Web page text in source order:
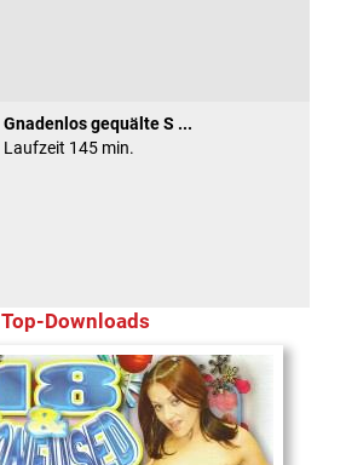
Gnadenlos gequälte S ...
Laufzeit 145 min.
Top-Downloads